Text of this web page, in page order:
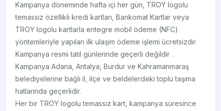
Kampanya döneminde hafta içi her gün, TROY logolu
temassız özellikli kredi kartları, Bankomat Kartlar veya
TROY logolu kartlarla entegre mobil ödeme (NFC)
yöntemleriyle yapılan ilk ulaşım ödeme işlemi ücretsizdir.
Kampanya resmi tatil günlerinde geçerli değildir .
Kampanya Adana, Antalya, Burdur ve Kahramanmaraş
belediyelerine bağlı il, ilçe ve beldelerdeki toplu taşıma
hatlarında geçerlidir.
Her bir TROY logolu temassız kart, kampanya süresince